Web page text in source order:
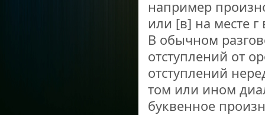
например
или [в] на месте г
В обычном
отступлений от
отступлений
том или ином
буквенное